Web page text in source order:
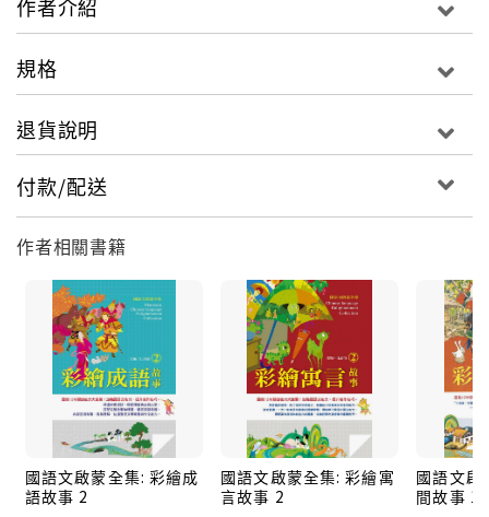
搭配彩色圖畫，生動呈現文字內容。閱讀時，心靈盡情
厚的語文能力基礎！◎關於「國語文啟蒙全集」：「國
纂（金波、方素珍等）。陣容堅強，內容扎實，是一部
啟蒙套書，多樣且完整的文本內容，讓孩子的語文能力
透過閱讀逐步養成、奠定基礎！◎編輯資訊故事內容豐
富，辭語精煉，有效提升作文能力。．每篇故事皆附有
精緻的全彩繪圖，幫助融入情境並豐富閱讀感受。．適
合晨讀，一天一則故事培養固定閱讀習慣，在潛移默化
間提升語文能力。．蘊含哲理，除了提供養分，更讓孩
子培養獨立思考的能力。◎延伸閱讀「國語文啟蒙全
集」：《彩繪寓言故事（１）、（2）》《彩繪成語故事
（１）、（2）》《彩繪童話故事（１）、（2）》《彩
繪神話故事（１）、（2）》《彩繪民間故事（１）、
（2）》中小學生領先讀歷史（共十冊）
作者介紹
規格
退貨說明
付款/配送
作者相關書籍
國語文啟蒙全集: 彩繪成
語故事 2
國語文啟蒙全集: 彩繪寓
言故事 2
國語文啟
間故事 1